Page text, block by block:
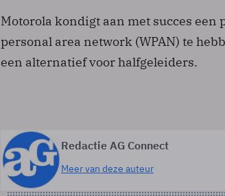
Motorola kondigt aan met succes een
personal area network (WPAN) te
een alternatief voor halfgeleiders.
Redactie AG Connect
Meer van deze auteur